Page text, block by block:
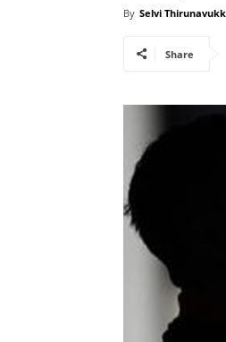
By Selvi
Share